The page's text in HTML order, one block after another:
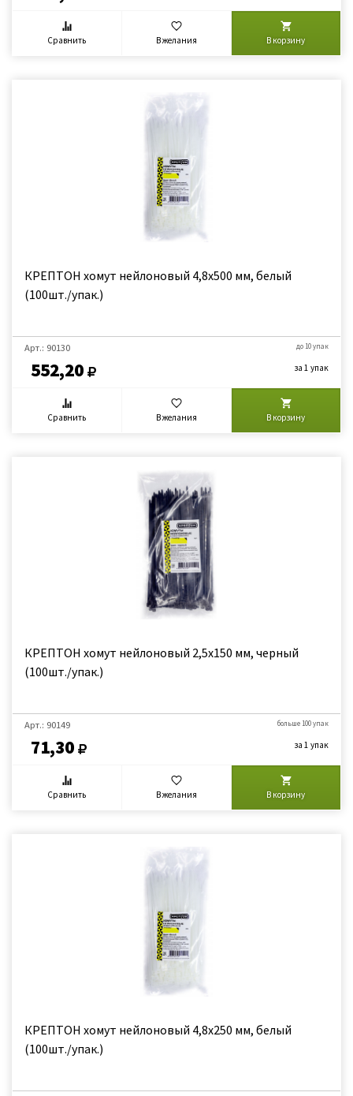
Сравнить В желания В корзину
КРЕПТОН хомут нейлоновый 4,8х500 мм, белый
(100шт./упак.)
Арт.: 90130
552,20
до 10 упак
за 1 упак
Сравнить В желания В корзину
КРЕПТОН хомут нейлоновый 2,5х150 мм, черный
(100шт./упак.)
Арт.: 90149
71,30
больше 100 упак
за 1 упак
Сравнить В желания В корзину
КРЕПТОН хомут нейлоновый 4,8х250 мм, белый
(100шт./упак.)